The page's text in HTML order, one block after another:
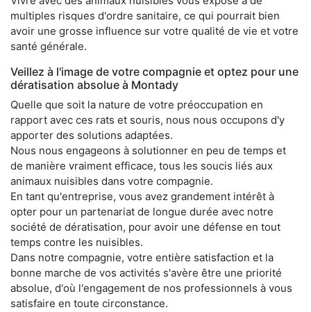
multiples risques d'ordre sanitaire, ce qui pourrait bien
avoir une grosse influence sur votre qualité de vie et votre
santé générale.
Veillez à l'image de votre compagnie et optez pour une
dératisation absolue à Montady
Quelle que soit la nature de votre préoccupation en
rapport avec ces rats et souris, nous nous occupons d'y
apporter des solutions adaptées.
Nous nous engageons à solutionner en peu de temps et
de manière vraiment efficace, tous les soucis liés aux
animaux nuisibles dans votre compagnie.
En tant qu'entreprise, vous avez grandement intérêt à
opter pour un partenariat de longue durée avec notre
société de dératisation, pour avoir une défense en tout
temps contre les nuisibles.
Dans notre compagnie, votre entière satisfaction et la
bonne marche de vos activités s'avère être une priorité
absolue, d'où l'engagement de nos professionnels à vous
satisfaire en toute circonstance.